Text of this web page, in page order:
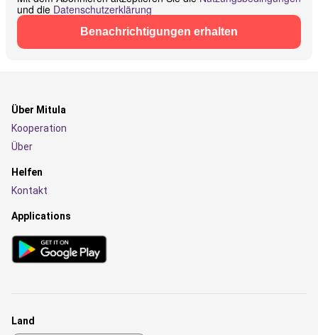
und die Datenschutzerklärung
Benachrichtigungen erhalten
Über Mitula
Kooperation
Über
Helfen
Kontakt
Applications
Land